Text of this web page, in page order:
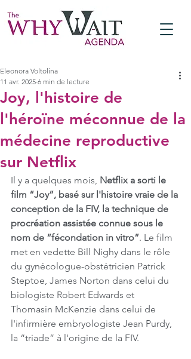
Joy, l'histoire de
l'héroïne méconnue de la
médecine reproductive
sur Netflix
Eleonora Voltolina
11 avr. 2025 6 min de lecture
Il y a quelques mois, Netflix a sorti le
film “Joy”, basé sur l'histoire vraie de la
conception de la FIV, la technique de
procréation assistée connue sous le
nom de “fécondation in vitro”. Le film
met en vedette Bill Nighy dans le rôle
du gynécologue-obstétricien Patrick
Steptoe, James Norton dans celui du
biologiste Robert Edwards et
Thomasin McKenzie dans celui de
l'infirmière embryologiste Jean Purdy,
la “triade” à l'origine de la FIV.